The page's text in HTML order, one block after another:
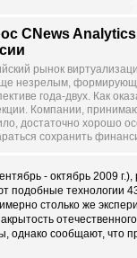
CNews
рынок
незрелым,
года-двух. Как
Компании,
достаточно хорошо
сохранить
- октябрь 2009
подобные технологии
столько же
однако сообщают, что